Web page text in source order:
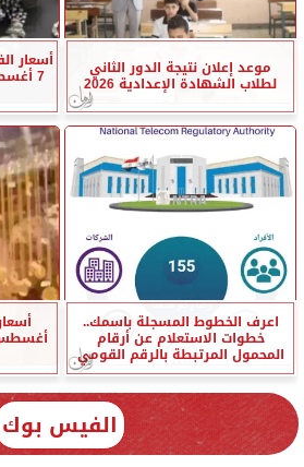
موعد إعلان نتيجة الدور الثاني
لطلاب الشهادة الإعدادية 2026
أسعار
اعرف الخطوط المسجلة باسمك..
خطوات الاستعلام عن أرقام
المحمول المرتبطة بالرقم القومي
الفيس بوك